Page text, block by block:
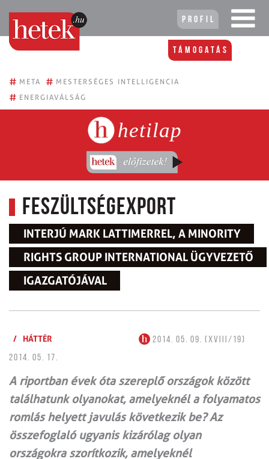
Profil
Támogatás
# META # MESTERSÉGES INTELLIGENCIA
# ENERGIAVÁLSÁG
hetilap
Feszültségexport
INTERJÚ MARK LATTIMERREL, A MINORITY
RIGHTS GROUP INTERNATIONAL ÜGYVEZETŐ
IGAZGATÓJÁVAL
/ HÁTTÉR
2014. 05. 09. (XVIII/19)
2014. 05. 17.
A riportban évek óta szereplő országok között
találhatunk olyanokat, amelyeknél a folyamatos
romlás helyett javulás következik be? Az
összefoglaló ugyanis kizárólag olyan
országokra szorítkozik, amelyeknél